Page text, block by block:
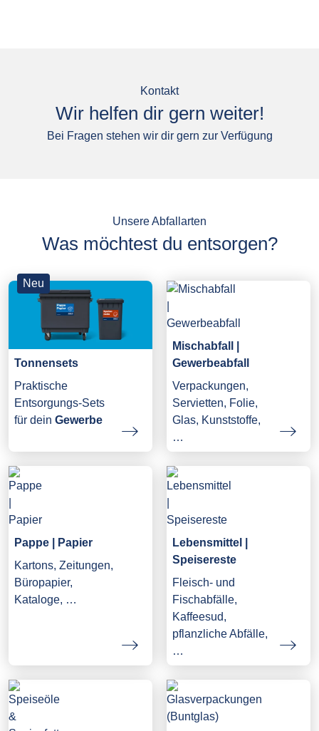
Kontakt
Wir helfen dir gern weiter!
Bei Fragen stehen wir dir gern zur Verfügung
Unsere Abfallarten
Was möchtest du entsorgen?
Neu
Tonnensets
Praktische
Entsorgungs-Sets
für dein Gewerbe
Mischabfall |
Gewerbeabfall
Verpackungen,
Servietten, Folie,
Glas, Kunststoffe,
…
Pappe | Papier
Kartons, Zeitungen,
Büropapier,
Kataloge, …
Lebensmittel |
Speisereste
Fleisch- und
Fischabfälle,
Kaffeesud,
pflanzliche Abfälle,
…